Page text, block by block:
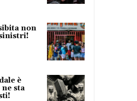
non
è
sta